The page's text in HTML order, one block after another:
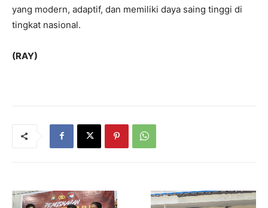
yang modern, adaptif, dan memiliki daya saing tinggi di
tingkat nasional.
(RAY)